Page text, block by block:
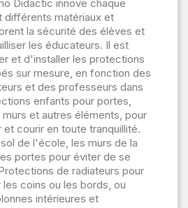
Didactic innove chaque
différents matériaux et
la sécurité des élèves et
les éducateurs. Il est
et d'installer les protections
sur mesure, en fonction des
et des professeurs dans
enfants pour portes,
et autres éléments, pour
courir en toute tranquillité.
de l'école, les murs de la
portes pour éviter de se
de radiateurs pour
coins ou les bords, ou
intérieures et